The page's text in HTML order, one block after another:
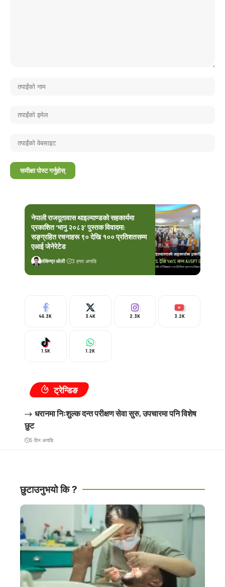
नेपाली राजदूतावास थाइल्याण्डको सहकार्यमा
प्रकाशित ‘भानु २०८३’ पुस्तक विवादमा:
सङ्ग्रहित रचनाहरू ९० देखि १०० प्रतिशतसम्म
एआई जेनेरेटेड
लोकेन्द्र ओली 3 हप्ता अगाडि
46.3K 3.4K 2.3K 3.2K
1.5K 1.2K
ट्रेन्डिङ
धरानमा निःशुल्क दन्त परीक्षण सेवा सुरु, उपचारमा पनि विशेष
छुट
5 दिन अगाडि
छुटाउनुभयो कि ?